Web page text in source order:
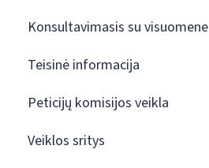
Konsultavimasis su visuomene
Teisinė informacija
Peticijų komisijos veikla
Veiklos sritys